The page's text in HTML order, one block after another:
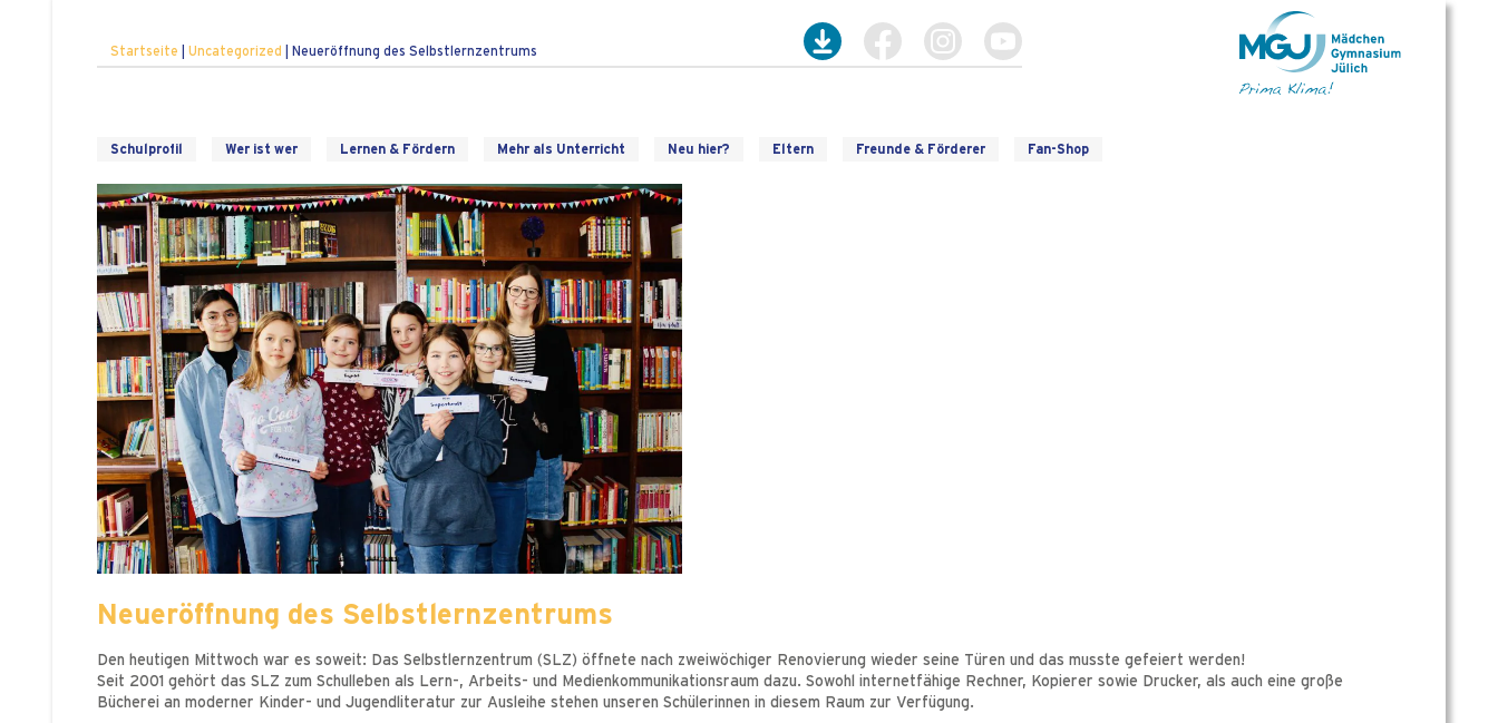
Startseite Uncategorized Neueröffnung des Selbstlernzentrums
Schulprofil Wer ist wer Lernen & Fördern Mehr als Unterricht Neu hier? Eltern Freunde & Förderer Fan-Shop
Neueröffnung des Selbstlernzentrums
Den heutigen Mittwoch war es soweit: Das Selbstlernzentrum (SLZ) öffnete nach zweiwöchiger Renovierung wieder seine Türen und das musste gefeiert werden!
Seit 2001 gehört das SLZ zum Schulleben als Lern-, Arbeits- und Medienkommunikationsraum dazu. Sowohl internetfähige Rechner, Kopierer sowie Drucker, als auch eine große
Bücherei an moderner Kinder- und Jugendliteratur zur Ausleihe stehen unseren Schülerinnen in diesem Raum zur Verfügung.